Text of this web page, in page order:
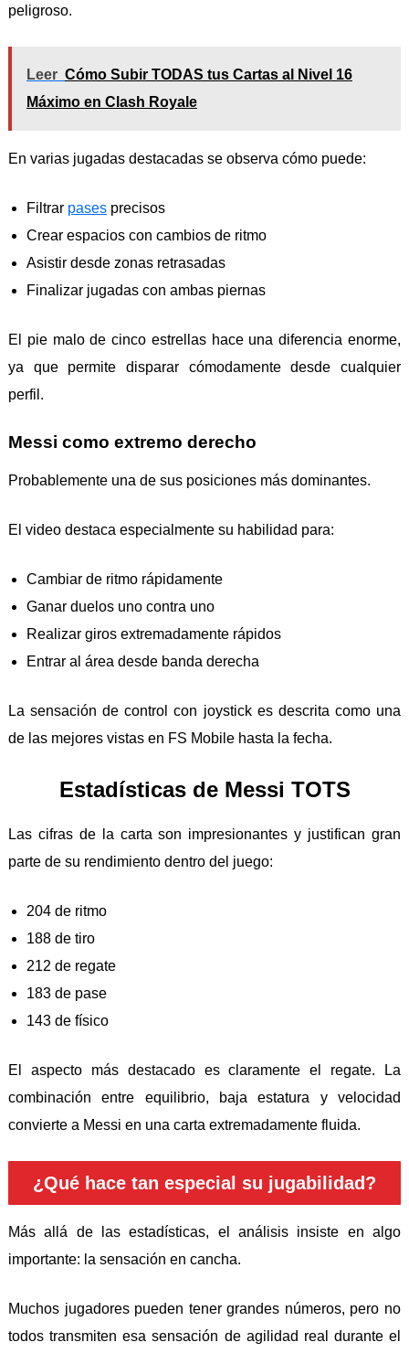
peligroso.
Leer Cómo Subir TODAS tus Cartas al Nivel 16
Máximo en Clash Royale
En varias jugadas destacadas se observa cómo puede:
Filtrar pases precisos
Crear espacios con cambios de ritmo
Asistir desde zonas retrasadas
Finalizar jugadas con ambas piernas
El pie malo de cinco estrellas hace una diferencia enorme,
ya que permite disparar cómodamente desde cualquier
perfil.
Messi como extremo derecho
Probablemente una de sus posiciones más dominantes.
El video destaca especialmente su habilidad para:
Cambiar de ritmo rápidamente
Ganar duelos uno contra uno
Realizar giros extremadamente rápidos
Entrar al área desde banda derecha
La sensación de control con joystick es descrita como una
de las mejores vistas en FS Mobile hasta la fecha.
Estadísticas de Messi TOTS
Las cifras de la carta son impresionantes y justifican gran
parte de su rendimiento dentro del juego:
204 de ritmo
188 de tiro
212 de regate
183 de pase
143 de físico
El aspecto más destacado es claramente el regate. La
combinación entre equilibrio, baja estatura y velocidad
convierte a Messi en una carta extremadamente fluida.
¿Qué hace tan especial su jugabilidad?
Más allá de las estadísticas, el análisis insiste en algo
importante: la sensación en cancha.
Muchos jugadores pueden tener grandes números, pero no
todos transmiten esa sensación de agilidad real durante el